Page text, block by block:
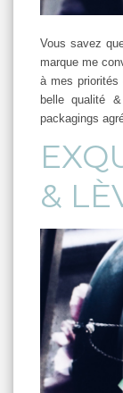
Vous savez
marque me
à mes priorités
belle qualité
packagings
&